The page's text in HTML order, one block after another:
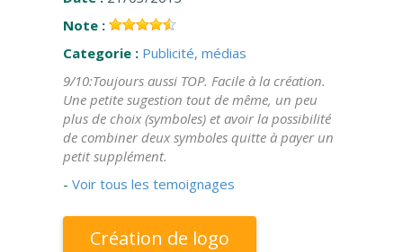
Note :
Categorie : Publicité, médias
9/10:Toujours aussi TOP. Facile à la création.
Une petite sugestion tout de même, un peu
plus de choix (symboles) et avoir la possibilité
de combiner deux symboles quitte à payer un
petit supplément.
- Voir tous les temoignages
Création de logo